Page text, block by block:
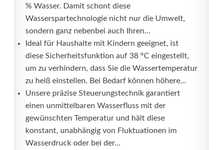
% Wasser. Damit schont diese
Wasserspartechnologie nicht nur die Umwelt,
sondern ganz nebenbei auch Ihren...
Ideal für Haushalte mit Kindern geeignet, ist
diese Sicherheitsfunktion auf 38 °C eingestellt,
um zu verhindern, dass Sie die Wassertemperatur
zu heiß einstellen. Bei Bedarf können höhere...
Unsere präzise Steuerungstechnik garantiert
einen unmittelbaren Wasserfluss mit der
gewünschten Temperatur und hält diese
konstant, unabhängig von Fluktuationen im
Wasserdruck oder bei der...